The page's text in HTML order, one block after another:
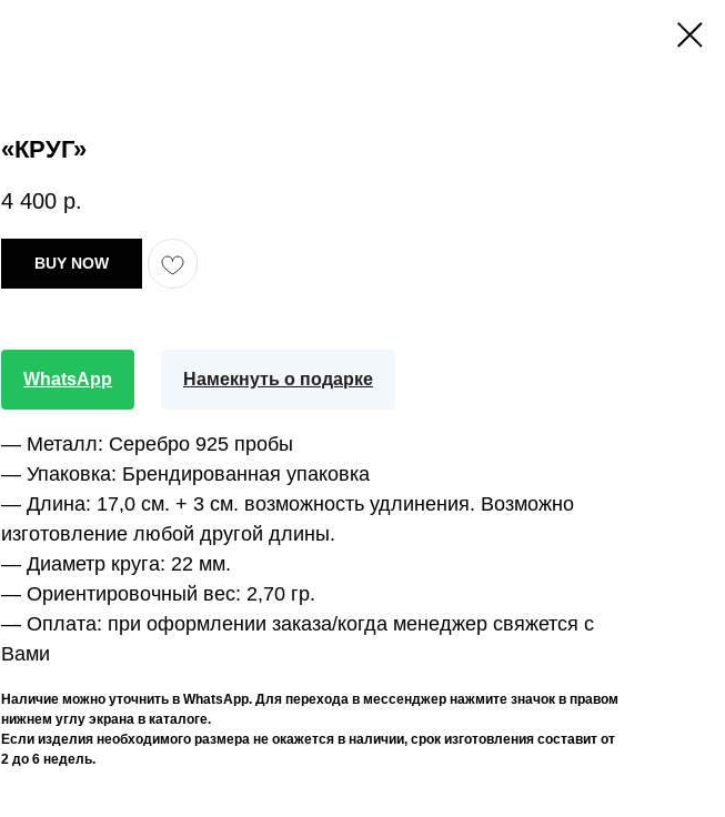
«КРУГ»
4 400 р.
BUY NOW
WhatsApp Намекнуть о подарке
— Металл: Серебро 925 пробы
— Упаковка: Брендированная упаковка
— Длина: 17,0 см. + 3 см. возможность удлинения. Возможно
изготовление любой другой длины.
— Диаметр круга: 22 мм.
— Ориентировочный вес: 2,70 гр.
— Оплата: при оформлении заказа/когда менеджер свяжется с
Вами
Наличие можно уточнить в WhatsApp. Для перехода в мессенджер нажмите значок в правом
нижнем углу экрана в каталоге.
Если изделия необходимого размера не окажется в наличии, срок изготовления составит от
2 до 6 недель.